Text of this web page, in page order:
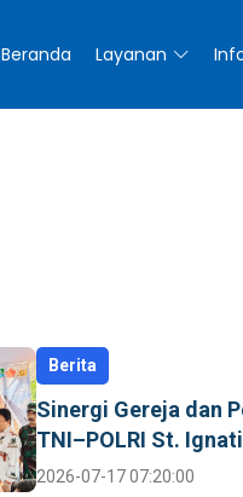
Beranda Layanan
Berita
Sinergi Gereja dan
TNI–POLRI St.
2026-07-17 07:20:00